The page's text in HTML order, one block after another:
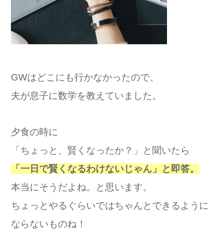
GWはどこにも行かなかったので、
夫が息子に数学を教えていました。
夕食の時に
「ちょっと、賢くなったか？」と聞いたら
「一日で賢くなるわけないじゃん」と即答。
本当にそうだよね。と思います。
ちょっとやるぐらいではちゃんとできるように
ならないものね！